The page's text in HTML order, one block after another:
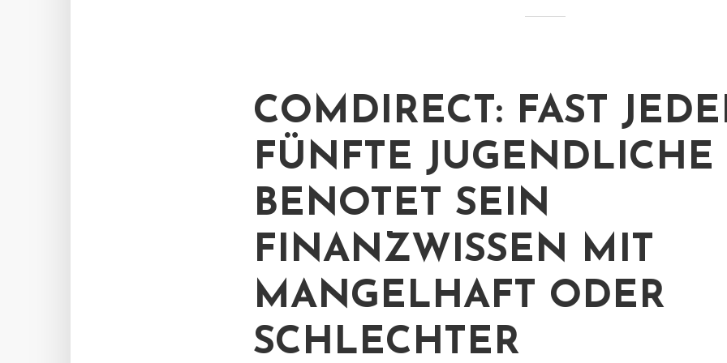
COMDIRECT: FAST
FÜNFTE JUGENDLICHE
BENOTET SEIN
FINANZWISSEN MIT
MANGELHAFT ODER
SCHLECHTER